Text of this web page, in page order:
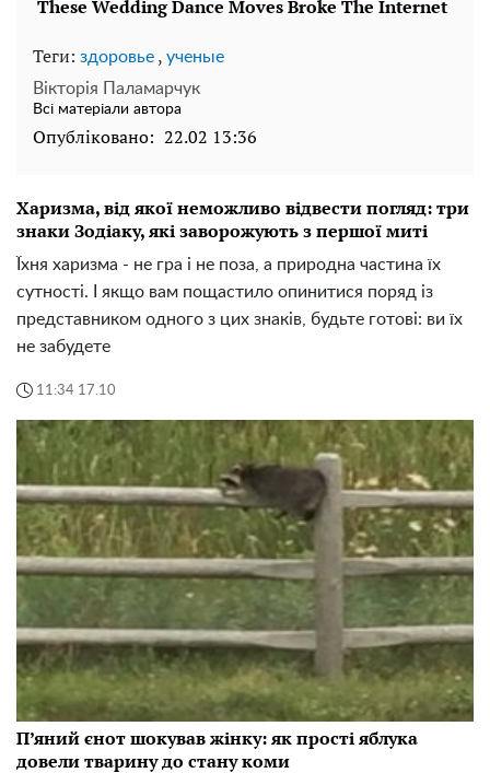
Теги: здоровье , ученые
Вікторія Паламарчук
Всі матеріали автора
Опубліковано: 22.02 13:36
Харизма, від якої неможливо відвести погляд: три
знаки Зодіаку, які заворожують з першої миті
Їхня харизма - не гра і не поза, а природна частина їх
сутності. І якщо вам пощастило опинитися поряд із
представником одного з цих знаків, будьте готові: ви їх
не забудете
11:34 17.10
П’яний єнот шокував жінку: як прості яблука
довели тварину до стану коми